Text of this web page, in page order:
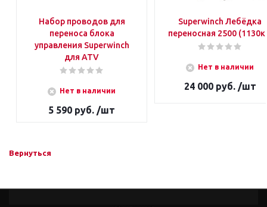
Набор проводов для
переноса блока
управления Superwinch
для ATV
Нет в наличии
5 590 руб. /шт
Superwinch Лебёдка
переносная 2500
Нет в наличии
24 000 руб. /шт
Вернуться